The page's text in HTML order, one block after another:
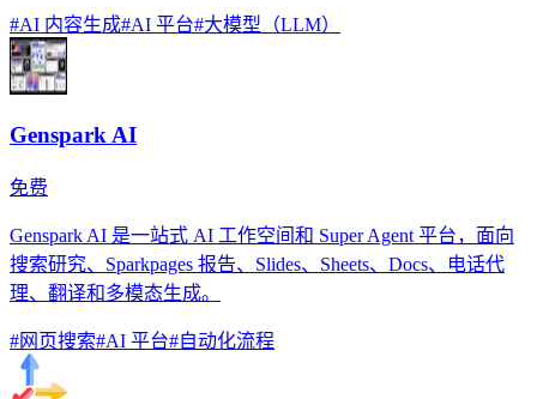
#AI 内容生成#AI 平台#大模型（LLM）
Genspark AI
免费
Genspark AI 是一站式 AI 工作空间和 Super Agent 平台，面向
搜索研究、Sparkpages 报告、Slides、Sheets、Docs、电话代
理、翻译和多模态生成。
#网页搜索#AI 平台#自动化流程